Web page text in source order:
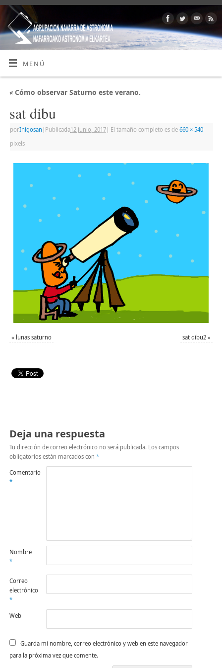
MENÚ
«Cómo observar Saturno este verano.
sat dibu
porInigosan Publicada12 junio, 2017| El tamaño completo es de 660 × 540
pixels
« lunas saturno sat dibu2 »
Deja una respuesta
Tu dirección de correo electrónico no será publicada. Los campos
obligatorios están marcados con *
Comentario
*
Nombre
*
Correo
electrónico
*
Web
Guarda mi nombre, correo electrónico y web en este navegador
para la próxima vez que comente.